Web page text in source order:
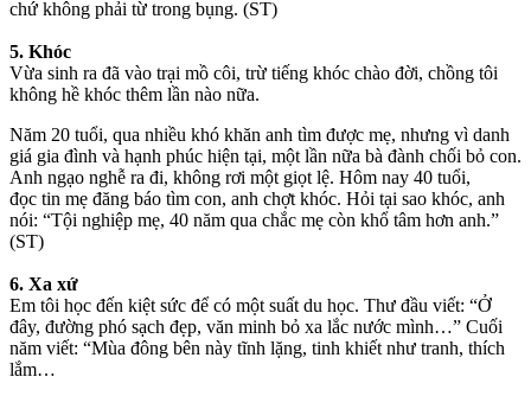
chứ không phải từ trong bụng. (ST)
5. Khóc
Vừa sinh ra đã vào trại mồ côi, trừ tiếng khóc chào đời, chồng tôi
không hề khóc thêm lần nào nữa.
Năm 20 tuổi, qua nhiều khó khăn anh tìm được mẹ, nhưng vì danh
giá gia đình và hạnh phúc hiện tại, một lần nữa bà đành chối bỏ con.
Anh ngạo nghễ ra đi, không rơi một giọt lệ. Hôm nay 40 tuổi,
đọc tin mẹ đăng báo tìm con, anh chợt khóc. Hỏi tại sao khóc, anh
nói: “Tội nghiệp mẹ, 40 năm qua chắc mẹ còn khổ tâm hơn anh.”
(ST)
6. Xa xứ
Em tôi học đến kiệt sức để có một suất du học. Thư đầu viết: “Ở
đây, đường phó sạch đẹp, văn minh bỏ xa lắc nước mình…” Cuối
năm viết: “Mùa đông bên này tĩnh lặng, tinh khiết như tranh, thích
lắm…